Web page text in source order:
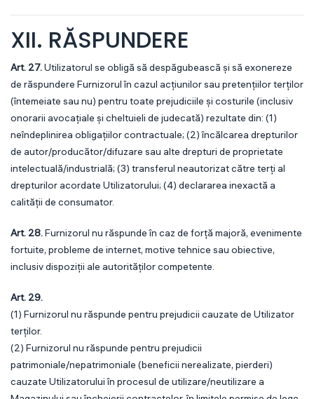
XII. RĂSPUNDERE
Art. 27.Utilizatorul se obligă să despăgubească și să exonereze
de răspundere Furnizorul în cazul acțiunilor sau pretențiilor terților
(întemeiate sau nu) pentru toate prejudiciile și costurile (inclusiv
onorarii avocațiale și cheltuieli de judecată) rezultate din: (1)
neîndeplinirea obligațiilor contractuale; (2) încălcarea drepturilor
de autor/producător/difuzare sau alte drepturi de proprietate
intelectuală/industrială; (3) transferul neautorizat către terți al
drepturilor acordate Utilizatorului; (4) declararea inexactă a
calității de consumator.
Art. 28.Furnizorul nu răspunde în caz de forță majoră, evenimente
fortuite, probleme de internet, motive tehnice sau obiective,
inclusiv dispoziții ale autorităților competente.
Art. 29.
(1) Furnizorul nu răspunde pentru prejudicii cauzate de Utilizator
terților.
(2) Furnizorul nu răspunde pentru prejudicii
patrimoniale/nepatrimoniale (beneficii nerealizate, pierderi)
cauzate Utilizatorului în procesul de utilizare/neutilizare a